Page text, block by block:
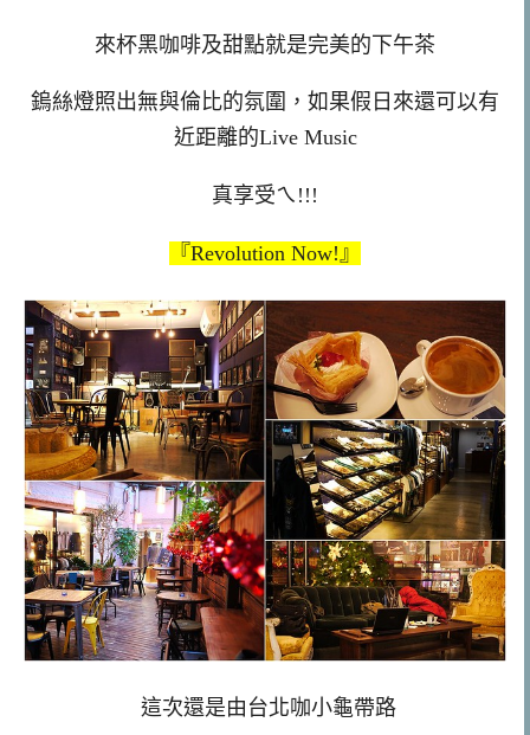
來杯黑咖啡及甜點就是完美的下午茶
鎢絲燈照出無與倫比的氛圍，如果假日來還可以有
近距離的Live Music
真享受ㄟ!!!
『Revolution Now!』
這次還是由台北咖小龜帶路